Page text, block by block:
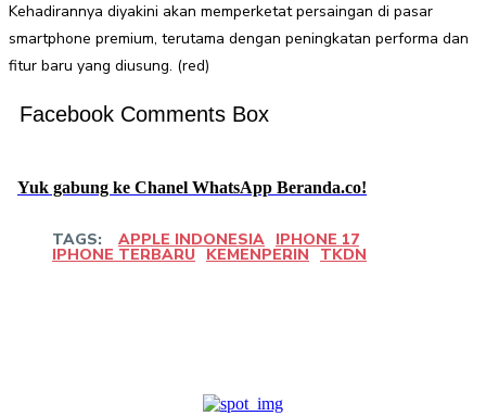
Kehadirannya diyakini akan memperketat persaingan di pasar
smartphone premium, terutama dengan peningkatan performa dan
fitur baru yang diusung. (red)
Facebook Comments Box
Yuk gabung ke Chanel WhatsApp Beranda.co!
TAGS: APPLE INDONESIA IPHONE 17
IPHONE TERBARU KEMENPERIN TKDN